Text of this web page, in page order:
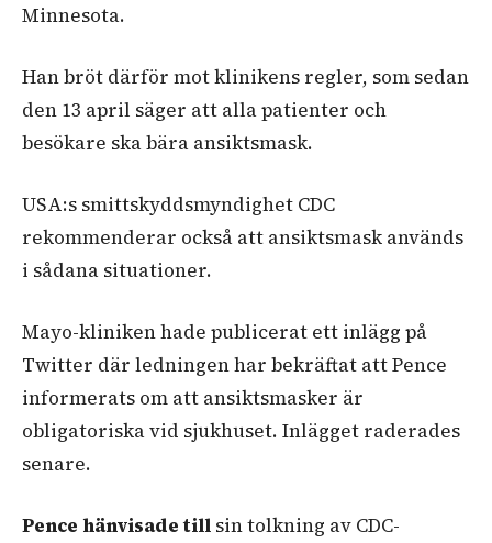
Minnesota.
Han bröt därför mot klinikens regler, som sedan
den 13 april säger att alla patienter och
besökare ska bära ansiktsmask.
USA:s smittskyddsmyndighet CDC
rekommenderar också att ansiktsmask används
i sådana situationer.
Mayo-kliniken hade publicerat ett inlägg på
Twitter där ledningen har bekräftat att Pence
informerats om att ansiktsmasker är
obligatoriska vid sjukhuset. Inlägget raderades
senare.
Pence hänvisade till sin tolkning av CDC-